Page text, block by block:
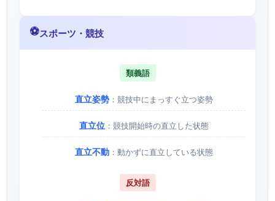
⚽スポーツ・競技
類義語
直立姿勢：競技中にまっすぐ立つ姿勢
直立位：競技開始時の直立した状態
直立不動：動かずに直立している状態
反対語